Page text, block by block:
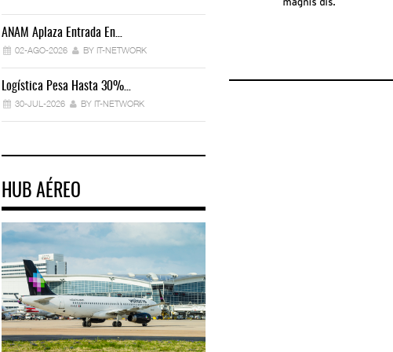
ANAM Aplaza Entrada En…
02-AGO-2026 BY IT-NETWORK
Logística Pesa Hasta 30%…
30-JUL-2026 BY IT-NETWORK
HUB AÉREO